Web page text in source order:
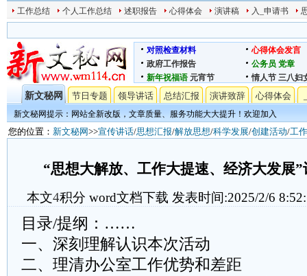
工作总结 个人工作总结 述职报告 心得体会 演讲稿 入_申请书
对照检查材料
心得体会发言
政府工作报告
公务员 党章
新年祝福语 元宵节 情人节 三八妇
新文秘网 节日专题 领导讲话 总结汇报 演讲致辞 心得体会
新文秘网提示：网站全新改版，文章质量、服务功能大大提升！欢迎加入
您的位置： 新文秘网>>宣传讲话/思想汇报/解放思想/科学发展/创建活动/工
“思想大解放、工作大提速、经济大发展
本文4积分 word文档下载 发表时间:2025/2/6
目录/提纲：……
一、深刻理解认识本次活动
二、理清办公室工作优势和差距